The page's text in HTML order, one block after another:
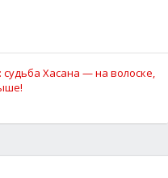
судьба Хасана — на волоске,